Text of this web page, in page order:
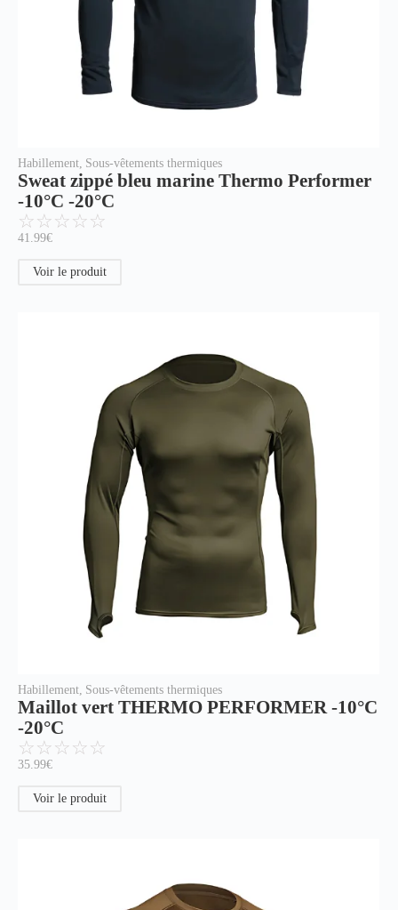
Habillement, Sous-vêtements thermiques
Sweat zippé bleu marine Thermo Performer
-10°C -20°C
☆☆☆☆☆
41.99€
Voir le produit
Habillement, Sous-vêtements thermiques
Maillot vert THERMO PERFORMER -10°C
-20°C
☆☆☆☆☆
35.99€
Voir le produit